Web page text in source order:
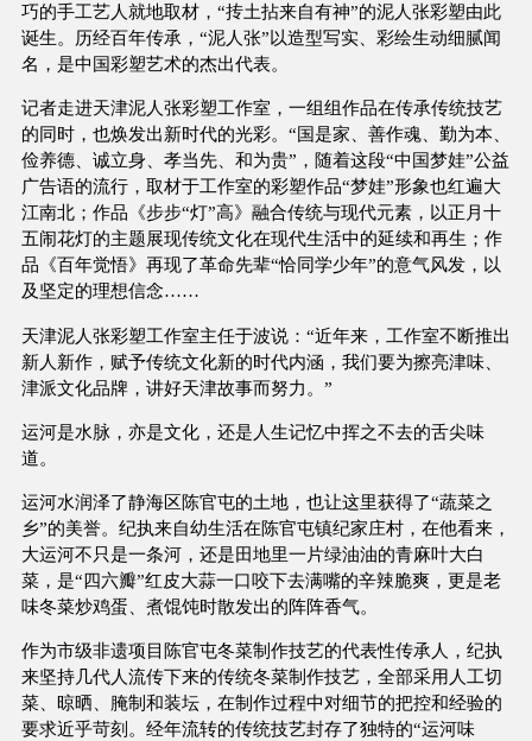
巧的手工艺人就地取材，“抟土拈来自有神”的泥人张彩塑由此
诞生。历经百年传承，“泥人张”以造型写实、彩绘生动细腻闻
名，是中国彩塑艺术的杰出代表。
记者走进天津泥人张彩塑工作室，一组组作品在传承传统技艺
的同时，也焕发出新时代的光彩。“国是家、善作魂、勤为本、
俭养德、诚立身、孝当先、和为贵”，随着这段“中国梦娃”公益
广告语的流行，取材于工作室的彩塑作品“梦娃”形象也红遍大
江南北；作品《步步“灯”高》融合传统与现代元素，以正月十
五闹花灯的主题展现传统文化在现代生活中的延续和再生；作
品《百年觉悟》再现了革命先辈“恰同学少年”的意气风发，以
及坚定的理想信念……
天津泥人张彩塑工作室主任于波说：“近年来，工作室不断推出
新人新作，赋予传统文化新的时代内涵，我们要为擦亮津味、
津派文化品牌，讲好天津故事而努力。”
运河是水脉，亦是文化，还是人生记忆中挥之不去的舌尖味
道。
运河水润泽了静海区陈官屯的土地，也让这里获得了“蔬菜之
乡”的美誉。纪执来自幼生活在陈官屯镇纪家庄村，在他看来，
大运河不只是一条河，还是田地里一片绿油油的青麻叶大白
菜，是“四六瓣”红皮大蒜一口咬下去满嘴的辛辣脆爽，更是老
味冬菜炒鸡蛋、煮馄饨时散发出的阵阵香气。
作为市级非遗项目陈官屯冬菜制作技艺的代表性传承人，纪执
来坚持几代人流传下来的传统冬菜制作技艺，全部采用人工切
菜、晾晒、腌制和装坛，在制作过程中对细节的把控和经验的
要求近乎苛刻。经年流转的传统技艺封存了独特的“运河味